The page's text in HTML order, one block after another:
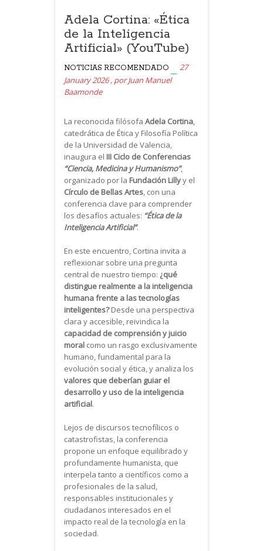
Adela Cortina: «Ética
de la Inteligencia
Artificial» (YouTube)
NOTICIAS RECOMENDADO
27
January 2026 , porJuan Manuel
Baamonde
La reconocida filósofa Adela Cortina,
catedrática de Ética y Filosofía Política
de la Universidad de Valencia,
inaugura el III Ciclo de Conferencias
“Ciencia, Medicina y Humanismo”,
organizado por la Fundación Lillyy el
Círculo de Bellas Artes, con una
conferencia clave para comprender
los desafíos actuales: “Ética de la
Inteligencia Artificial”.
En este encuentro, Cortina invita a
reflexionar sobre una pregunta
central de nuestro tiempo: ¿qué
distingue realmente a la inteligencia
humana frente a las tecnologías
inteligentes?Desde una perspectiva
clara y accesible, reivindica la
capacidad de comprensión y juicio
moral como un rasgo exclusivamente
humano, fundamental para la
evolución social y ética, y analiza los
valores que deberían guiar el
desarrollo y uso de la inteligencia
artificial.
Lejos de discursos tecnofílicos o
catastrofistas, la conferencia
propone un enfoque equilibrado y
profundamente humanista, que
interpela tanto a científicos como a
profesionales de la salud,
responsables institucionales y
ciudadanos interesados en el
impacto real de la tecnología en la
sociedad.